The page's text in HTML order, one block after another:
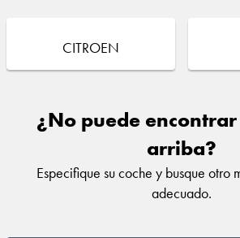
CITROEN
¿No puede
arriba?
Especifique su coche y busque otro
adecuado.